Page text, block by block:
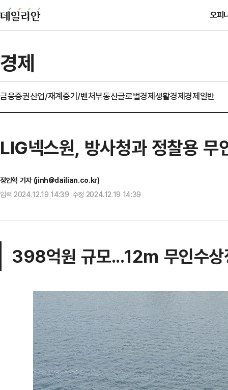
오피
경제
금융증권산업/재계중기/벤처부동산글로벌경제생활경제경제일반
LIG넥스원, 방사청과 정찰용 무
정인혁 기자 (jinh@dailian.co.kr)
입력 2024.12.19 14:39 수정 2024.12.19 14:39
398억원 규모...12m 무인수